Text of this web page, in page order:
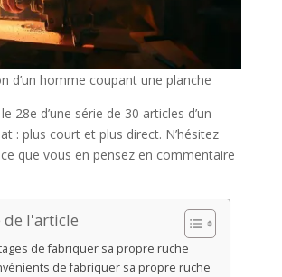
d’un homme coupant une planche
28e d’une série de 30 articles d’un
: plus court et plus direct. N’hésitez
que vous en pensez en commentaire
de l'article
de fabriquer sa propre ruche
de fabriquer sa propre ruche